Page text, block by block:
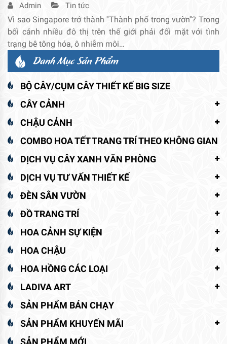
Admin Tin tức
Vì sao Singapore trở thành ''Thành phố trong vườn''? Trong
bối cảnh nhiều đô thị trên thế giới phải đối mặt với tình
trạng bê tông hóa, ô nhiễm môi…
Danh Mục Sản Phẩm
BỘ CÂY/CỤM CÂY THIẾT KẾ BIG SIZE
CÂY CẢNH
CHẬU CẢNH
COMBO HOA TẾT TRANG TRÍ THEO KHÔNG GIAN
DỊCH VỤ CÂY XANH VĂN PHÒNG
DỊCH VỤ TƯ VẤN THIẾT KẾ
ĐÈN SÂN VƯỜN
ĐỒ TRANG TRÍ
HOA CẢNH SỰ KIỆN
HOA CHẬU
HOA HỒNG CÁC LOẠI
LADIVA ART
SẢN PHẨM BÁN CHẠY
SẢN PHẨM KHUYẾN MÃI
SẢN PHẨM MỚI